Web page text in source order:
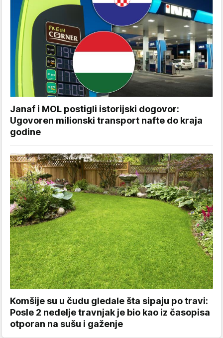
Janaf i MOL postigli istorijski dogovor:
Ugovoren milionski transport nafte do kraja
godine
Komšije su u čudu gledale šta sipaju po travi:
Posle 2 nedelje travnjak je bio kao iz časopisa
otporan na sušu i gaženje